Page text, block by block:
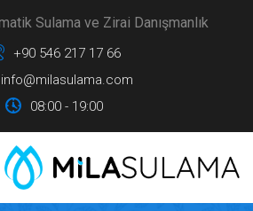
Sulama ve Zirai Danışmanlık
+90 546 217 17 66
info@milasulama.com
08:00 - 19:00